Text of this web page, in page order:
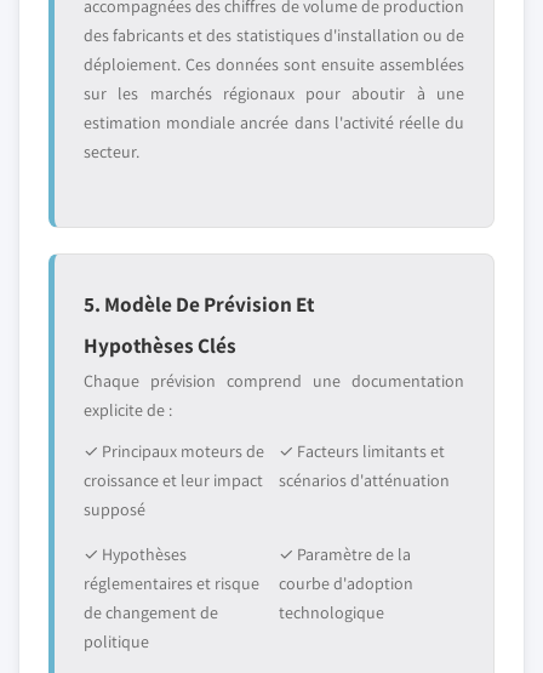
accompagnées des chiffres de volume de production
des fabricants et des statistiques d'installation ou de
déploiement. Ces données sont ensuite assemblées
sur les marchés régionaux pour aboutir à une
estimation mondiale ancrée dans l'activité réelle du
secteur.
5. Modèle De Prévision Et
Hypothèses Clés
Chaque prévision comprend une documentation
explicite de :
✓ Principaux moteurs de
croissance et leur impact
supposé
✓ Facteurs limitants et
scénarios d'atténuation
✓ Hypothèses
réglementaires et risque
de changement de
politique
✓ Paramètre de la
courbe d'adoption
technologique